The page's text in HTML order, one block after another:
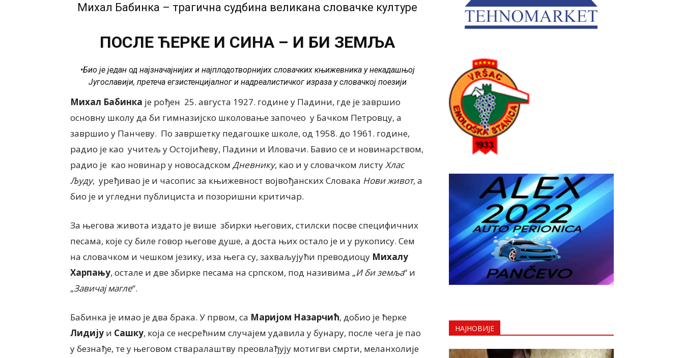
Михал Бабинка – трагична судбина великана словачке културе
ПОСЛЕ ЋЕРКЕ И СИНА – И БИ ЗЕМЉА
•Био је један од најзначајнијих и најплодотворнијих словачких књижевника у некадашњој
Југославији, претеча егзистенцијалног и надреалистичког израза у словачкој поезији
Михал Бабинка је рођен 25. августа 1927. године у Падини, где је завршио
основну школу да би гимназијско школовање започео у Бачком Петровцу, а
завршио у Панчеву. По завршетку педагошке школе, од 1958. до 1961. године,
радио је као учитељ у Остојићеву, Падини и Иловачи. Бавио се и новинарством,
радио је као новинар у новосадском Дневнику, као и у словачком листуХлас
Људу, уређивао је и часопис за књижевност војвођанских Словака Нови живот, а
био је и угледни публициста и позоришни критичар.
За његова живота издато је више збирки његових, стилски посве специфичних
песама, које су биле говор његове душе, а доста њих остало је и у рукопису. Сем
на словачком и чешком језику, иза њега су, захваљујући преводиоцу Михалу
Харпању, остале и две збирке песама на српском, под називима „И би земља“ и
„Завичај магле“.
Бабинка је имао је два брака. У првом, са Маријом Назарчић, добио је ћерке
Лидију и Сашку, која се несрећним случајем удавила у бунару, после чега је пао
у безнађе, те у његовом стваралаштву преовлађују мотигви смрти, меланхолије
НАЈНОВИЈЕ